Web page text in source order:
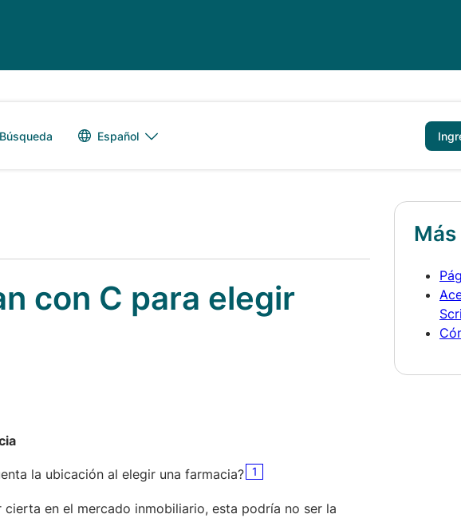
Búsqueda Alternador de idioma
Español
con C para elegir
la ubicación al elegir una farmacia? 1
en el mercado inmobiliario, esta podría no ser la